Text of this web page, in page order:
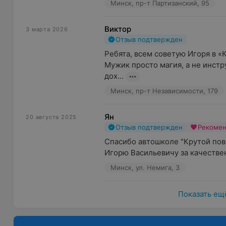
вождения. Оплата производится в три этапа
Сейчас в автошколе действует акция «Приведи
скидки для студентов дневной формы обучения,
скидках и акциях можно узнать, позвонив по телефону.
Записаться в автошколуможно в будние дни с
странице. Запись на сайте ведется круглосуточно.
Мы сделаем все, чтобы ваш экзамен в ГАИ был
Минск, пр-т Партизанский, 95
3 марта 2026 Виктор
Отзыв подтвержден
Ребята, всем советую Игоря в
Мужик просто магия, а не
дох...
Минск, пр-т Независимости, 179
20 августа 2025 Ян
Отзыв подтвержден
Спасибо автошколе "Крутой
Игорю Васильевичу за
Минск, ул. Немига, 3
Показать